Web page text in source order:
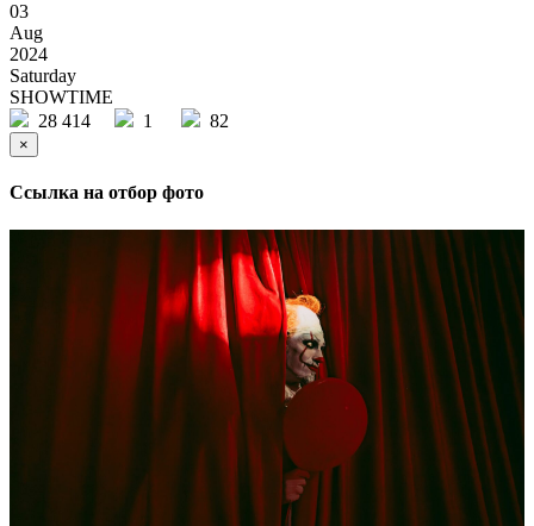
03
Aug
2024
Saturday
SHOWTIME
28 414
1 82
×
Ссылка на отбор фото